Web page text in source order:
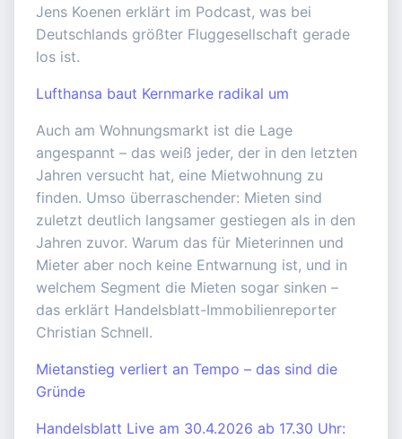
Jens Koenen erklärt im Podcast, was bei
Deutschlands größter Fluggesellschaft gerade
los ist.
Lufthansa baut Kernmarke radikal um
Auch am Wohnungsmarkt ist die Lage
angespannt – das weiß jeder, der in den letzten
Jahren versucht hat, eine Mietwohnung zu
finden. Umso überraschender: Mieten sind
zuletzt deutlich langsamer gestiegen als in den
Jahren zuvor. Warum das für Mieterinnen und
Mieter aber noch keine Entwarnung ist, und in
welchem Segment die Mieten sogar sinken –
das erklärt Handelsblatt-Immobilienreporter
Christian Schnell.
Mietanstieg verliert an Tempo – das sind die
Gründe
Handelsblatt Live am 30.4.2026 ab 17.30 Uhr: